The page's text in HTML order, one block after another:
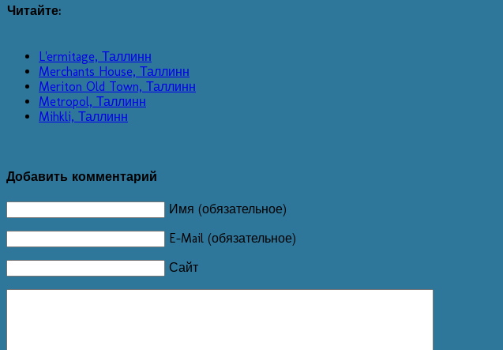
Читайте:
L'ermitage, Таллинн
Merchants House, Таллинн
Meriton Old Town, Таллинн
Metropol, Таллинн
Mihkli, Таллинн
Добавить комментарий
Имя (обязательное)
E-Mail (обязательное)
Сайт